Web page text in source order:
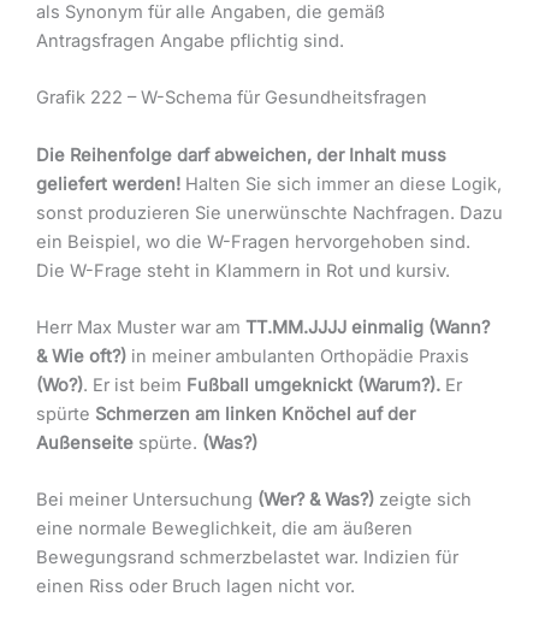
als Synonym für alle Angaben, die gemäß
Antragsfragen Angabe pflichtig sind.
Grafik 222 – W-Schema für Gesundheitsfragen
Die Reihenfolge darf abweichen, der Inhalt muss
geliefert werden! Halten Sie sich immer an diese Logik,
sonst produzieren Sie unerwünschte Nachfragen. Dazu
ein Beispiel, wo die W-Fragen hervorgehoben sind.
Die W-Frage steht in Klammern in Rot und kursiv.
Herr Max Muster war am TT.MM.JJJJ einmalig (Wann?
& Wie oft?) in meiner ambulanten Orthopädie Praxis
(Wo?). Er ist beim Fußball umgeknickt (Warum?). Er
spürte Schmerzen am linken Knöchel auf der
Außenseite spürte. (Was?)
Bei meiner Untersuchung (Wer? & Was?) zeigte sich
eine normale Beweglichkeit, die am äußeren
Bewegungsrand schmerzbelastet war. Indizien für
einen Riss oder Bruch lagen nicht vor.